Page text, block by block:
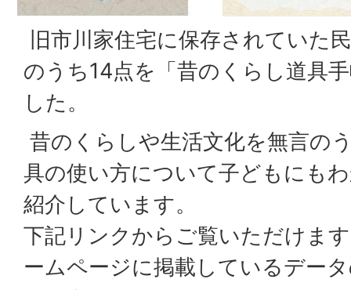
旧市川家住宅に保存されていた
のうち14点を「昔のくらし道具
した。
昔のくらしや生活文化を無言の
具の使い方について子どもにも
紹介しています。
下記リンクからご覧いただけま
ームページに掲載しているデー